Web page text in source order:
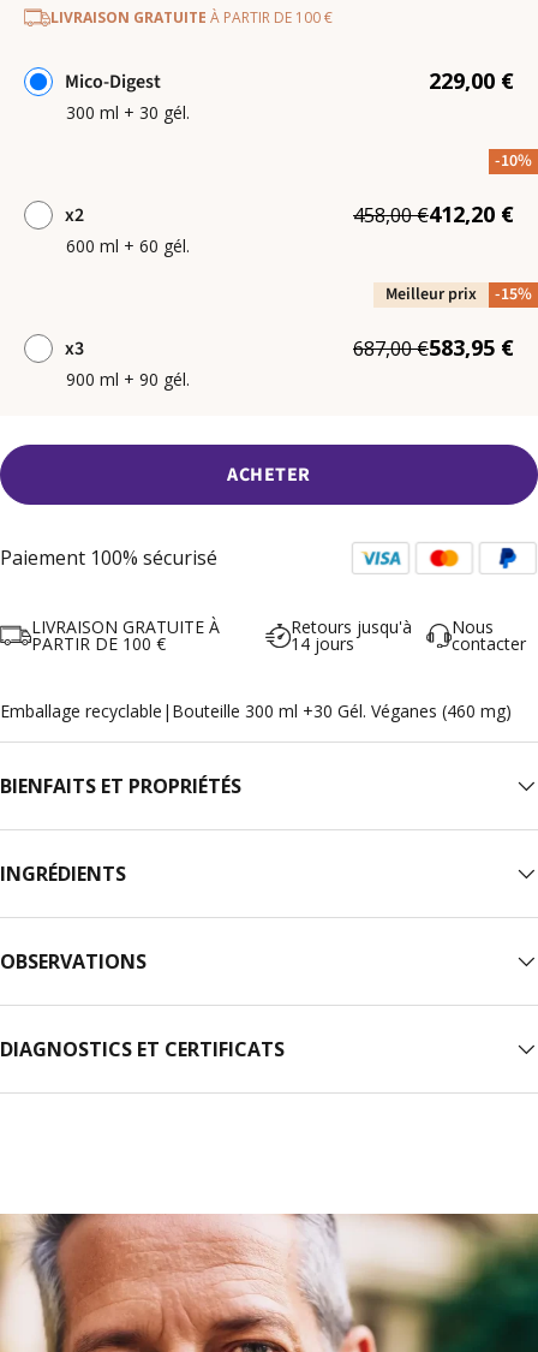
LIVRAISON GRATUITE À PARTIR DE 100 €
Mico-Digest 229,00 €
300 ml + 30 gél.
-10%
x2 458,00 €412,20 €
600 ml + 60 gél.
Meilleur prix -15%
x3 687,00 €583,95 €
900 ml + 90 gél.
ACHETER
Paiement 100% sécurisé
LIVRAISON GRATUITE À
PARTIR DE 100 €
Retours jusqu'à
14 jours
Nous
contacter
Emballage recyclable | Bouteille 300 ml +30 Gél. Véganes (460 mg)
BIENFAITS ET PROPRIÉTÉS
INGRÉDIENTS
OBSERVATIONS
DIAGNOSTICS ET CERTIFICATS